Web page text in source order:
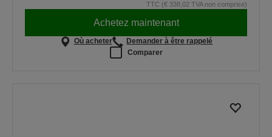
TTC (€ 338,02 TVA non comprise)
Achetez maintenant
Où acheter
Demander à être rappelé
Comparer